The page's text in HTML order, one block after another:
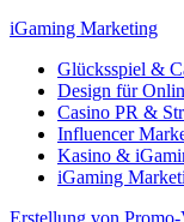
iGaming Marketing
Glücksspiel &
Design für
Casino PR &
Influencer
Kasino &
iGaming